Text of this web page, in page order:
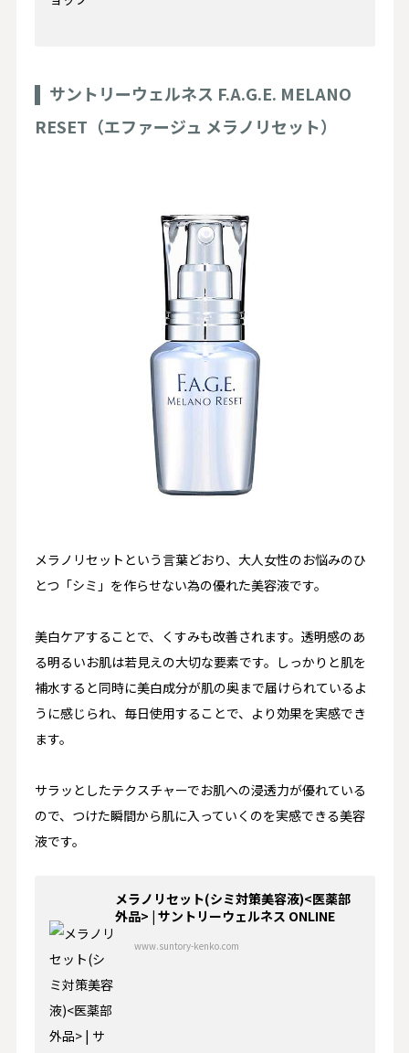
サントリーウェルネス F.A.G.E. MELANO
RESET（エファージュ メラノリセット）
メラノリセットという言葉どおり、大人女性のお悩みのひ
とつ「シミ」を作らせない為の優れた美容液です。
美白ケアすることで、くすみも改善されます。透明感のあ
る明るいお肌は若見えの大切な要素です。しっかりと肌を
補水すると同時に美白成分が肌の奥まで届けられているよ
うに感じられ、毎日使用することで、より効果を実感でき
ます。
サラッとしたテクスチャーでお肌への浸透力が優れている
ので、つけた瞬間から肌に入っていくのを実感できる美容
液です。
メラノリセット(シミ対策美容液)<医薬部
外品> | サントリーウェルネス ONLINE
www.suntory-kenko.com